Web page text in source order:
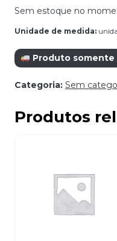
Sem estoque no
Unidade de medida:
Produto somente
Categoria: Sem
Produtos